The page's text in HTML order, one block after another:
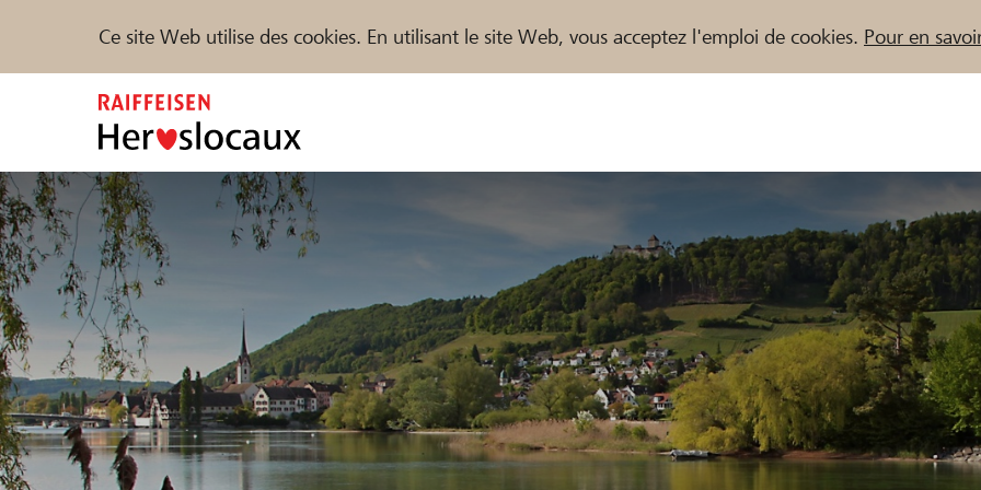
Ce site Web utilise des cookies. En utilisant le site Web, vous acceptez l'emploi de cookies. Pour en
Parrainer Soutien & assistance
Trouvez des projets et des organisations
DE FR IT